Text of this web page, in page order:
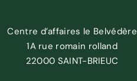
Centre d’affaires le Belvédère
1A rue romain rolland
22000 SAINT-BRIEUC